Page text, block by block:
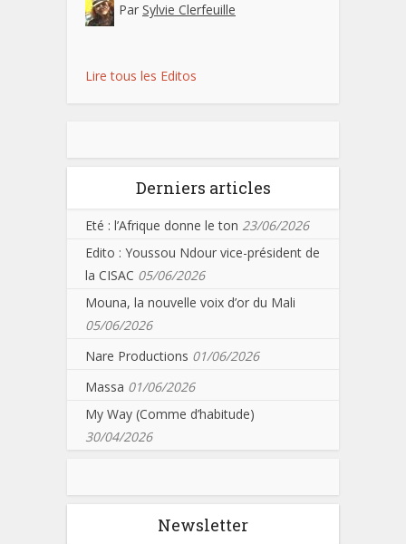
Par Sylvie Clerfeuille
Lire tous les Editos
Derniers articles
Eté : l’Afrique donne le ton 23/06/2026
Edito : Youssou Ndour vice-président de
la CISAC 05/06/2026
Mouna, la nouvelle voix d’or du Mali
05/06/2026
Nare Productions 01/06/2026
Massa 01/06/2026
My Way (Comme d’habitude)
30/04/2026
Newsletter